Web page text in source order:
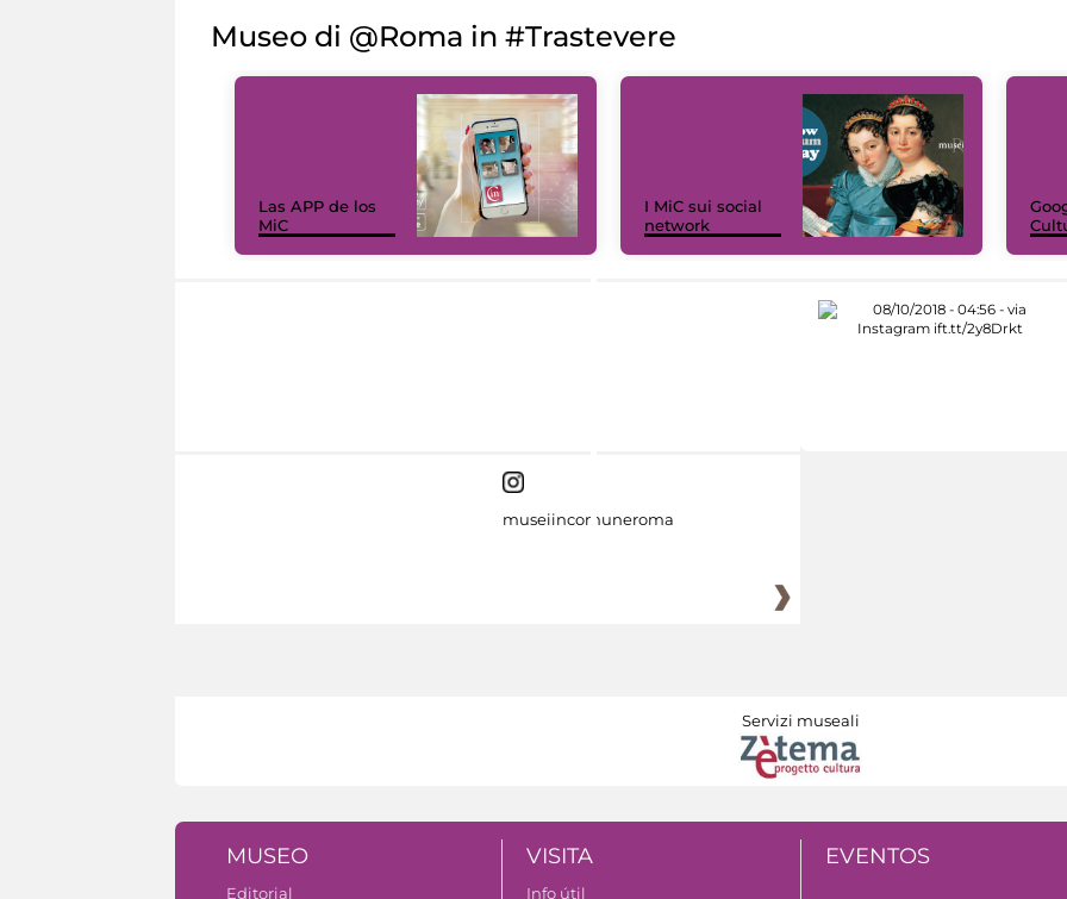
Museo di @Roma in #Trastevere
Las APP de los
MiC
I MiC sui social
network
museiincomuneroma
Servizi museali
MUSEO
Editorial
VISITA
Info útil
EVENTOS